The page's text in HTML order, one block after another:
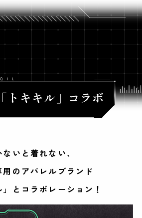
いと着れない、
用のアパレルブランド
」とコラボレーション！